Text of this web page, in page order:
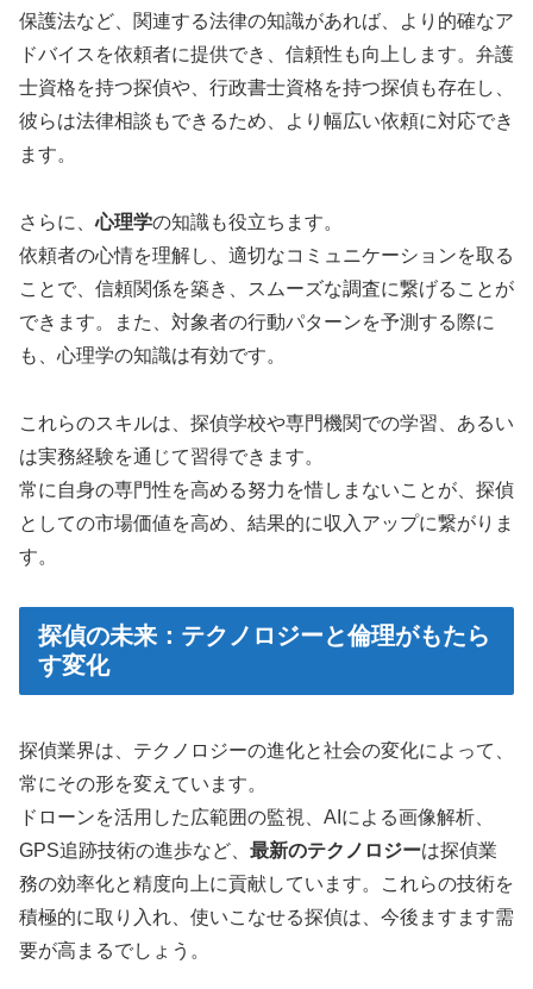
保護法など、関連する法律の知識があれば、より的確なア
ドバイスを依頼者に提供でき、信頼性も向上します。弁護
士資格を持つ探偵や、行政書士資格を持つ探偵も存在し、
彼らは法律相談もできるため、より幅広い依頼に対応でき
ます。
さらに、心理学の知識も役立ちます。
依頼者の心情を理解し、適切なコミュニケーションを取る
ことで、信頼関係を築き、スムーズな調査に繋げることが
できます。また、対象者の行動パターンを予測する際に
も、心理学の知識は有効です。
これらのスキルは、探偵学校や専門機関での学習、あるい
は実務経験を通じて習得できます。
常に自身の専門性を高める努力を惜しまないことが、探偵
としての市場価値を高め、結果的に収入アップに繋がりま
す。
探偵の未来：テクノロジーと倫理がもたら
す変化
探偵業界は、テクノロジーの進化と社会の変化によって、
常にその形を変えています。
ドローンを活用した広範囲の監視、AIによる画像解析、
GPS追跡技術の進歩など、 最新のテクノロジーは探偵業
務の効率化と精度向上に貢献しています。これらの技術を
積極的に取り入れ、使いこなせる探偵は、今後ますます需
要が高まるでしょう。